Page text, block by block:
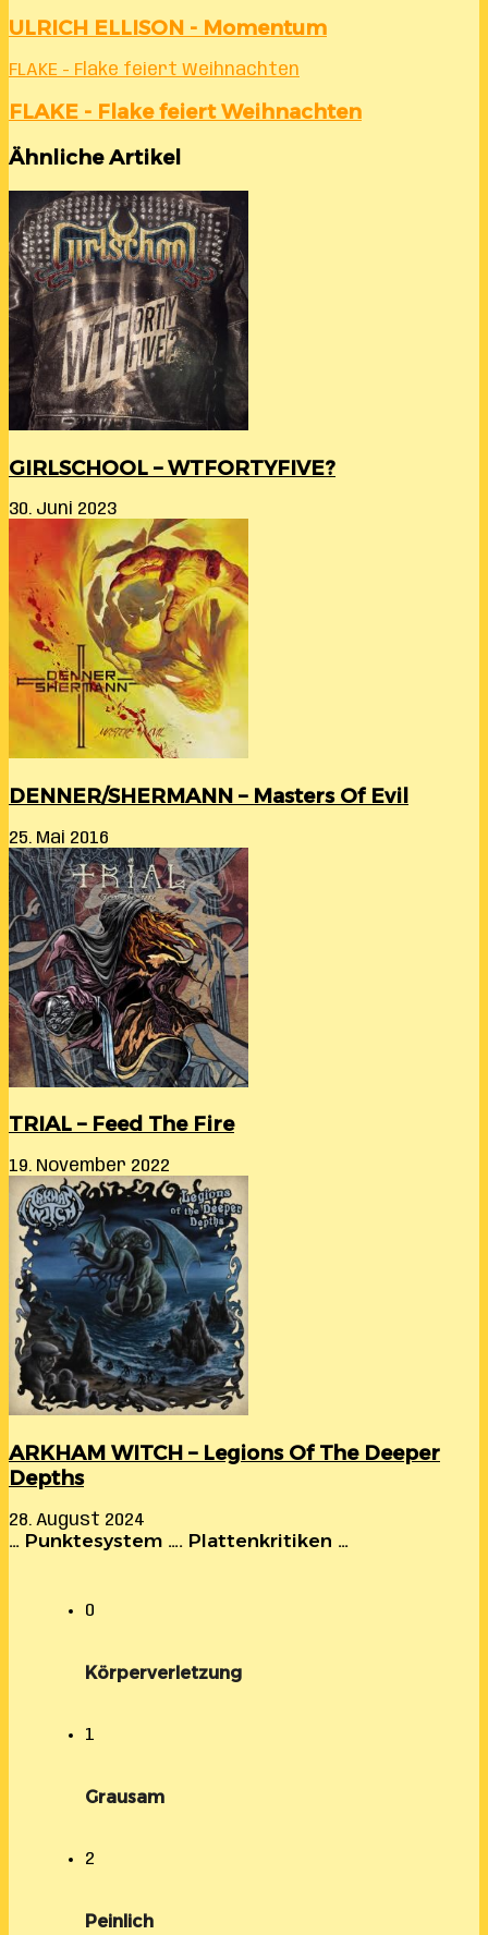
ULRICH ELLISON - Momentum
FLAKE - Flake feiert Weihnachten
FLAKE - Flake feiert Weihnachten
Ähnliche Artikel
GIRLSCHOOL – WTFORTYFIVE?
30. Juni 2023
DENNER/SHERMANN – Masters Of Evil
25. Mai 2016
TRIAL – Feed The Fire
19. November 2022
ARKHAM WITCH – Legions Of The Deeper
Depths
28. August 2024
… Punktesystem …. Plattenkritiken …
0
Körperverletzung
1
Grausam
2
Peinlich